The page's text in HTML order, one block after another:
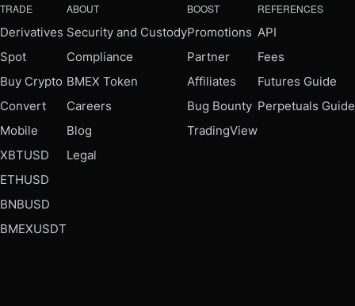
TRADE
Derivatives
Spot
Buy Crypto
Convert
Mobile
XBTUSD
ETHUSD
BNBUSD
BMEXUSDT
ABOUT
Security and Custody
Compliance
BMEX Token
Careers
Blog
Legal
BOOST
Promotions
Partner
Affiliates
Bug Bounty
TradingView
REFERENCES
API
Fees
Futures Guide
Perpetuals Guide